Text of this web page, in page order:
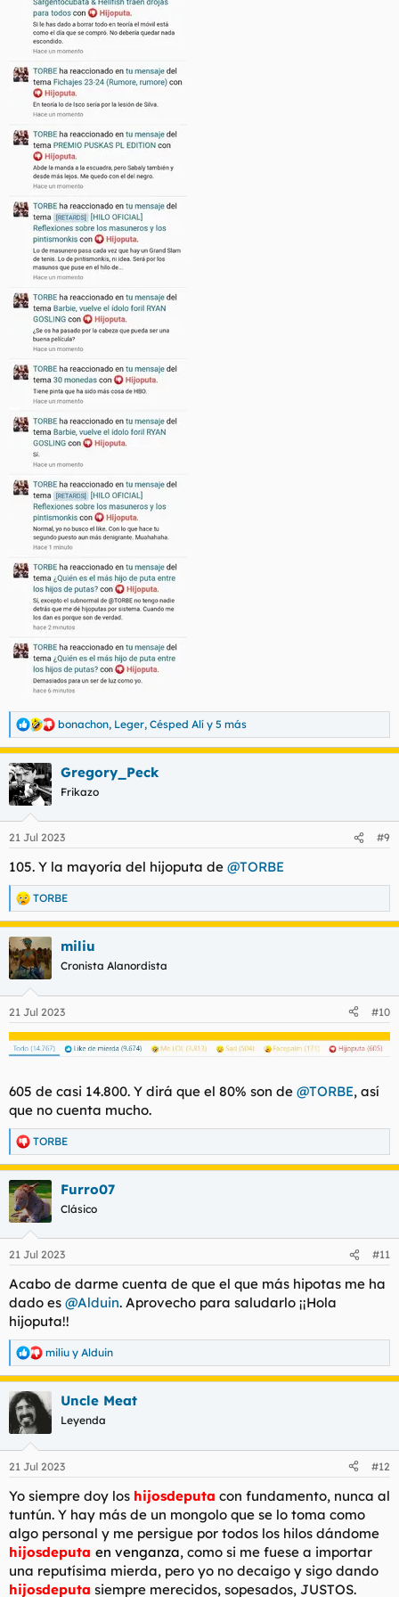
R
e
a
c
c
i
e
:
bonachon, Leger, Césped Alí y 5 más
Gregory_Peck
Frikazo
21 Jul 2023 #9
105. Y la mayoría del hijoputa de @TORBE
R
e
a
c
c
i
e
s
:
TORBE
miliu
Cronista Alanordista
21 Jul 2023 #10
605 de casi 14.800. Y dirá que el 80% son de @TORBE, así
que no cuenta mucho.
R
e
a
c
c
i
e
:
TORBE
Furro07
Clásico
21 Jul 2023 #11
Acabo de darme cuenta de que el que más hipotas me ha
dado es @Alduin. Aprovecho para saludarlo ¡¡Hola
hijoputa!!
R
e
c
c
i
e
:
miliu y Alduin
Uncle Meat
Leyenda
21 Jul 2023 #12
Yo siempre doy los hijosdeputa con fundamento, nunca al
tuntún. Y hay más de un mongolo que se lo toma como
algo personal y me persigue por todos los hilos dándome
hijosdeputa en venganza, como si me fuese a importar
una reputísima mierda, pero yo no decaigo y sigo dando
hijosdeputa siempre merecidos, sopesados, JUSTOS.